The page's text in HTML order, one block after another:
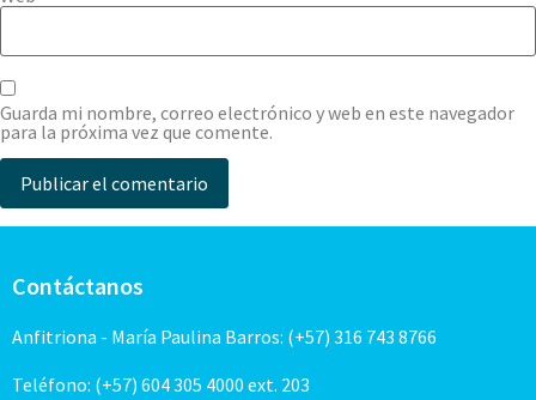
Guarda mi nombre, correo electrónico y web en este navegador
para la próxima vez que comente.
Contáctanos
Anfitriona - María Paulina Barros: (+57) 316 743 8766
Teléfono: (+57) 604 305 4000 ext. 203